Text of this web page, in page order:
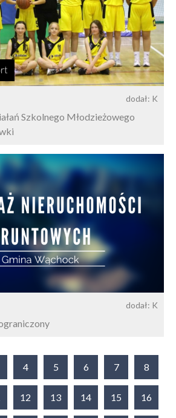
dodał: K
Szkolnego Młodzieżowego
dodał: K
4 5 6 7 8
12 13 14 15 16